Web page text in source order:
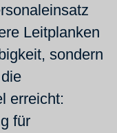
Leitplanken
sondern
erreicht:
für